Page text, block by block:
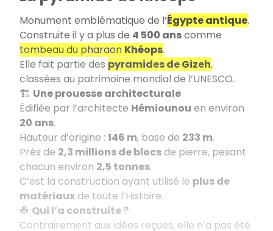
Monument emblématique de l’Égypte antique.
Construite il y a plus de 4 500 anscomme
tombeau du pharaon Khéops.
Elle fait partie des pyramides de Gizeh,
classées au patrimoine mondial de l’UNESCO.
🏗️ Une prouesse architecturale
Édifiée par l’architecte Hémiounou en environ
20 ans.
Hauteur d’origine : 146 m, base de 233 m.
Près de 2,3 millions de blocsde pierre, pesant
chacun environ 2,5 tonnes.
C’est la construction ayant utilisé le plus de
matériaux de toute l’Histoire.
👷 Qui l’a construite ?
Contrairement aux idées reçues, elle n’a pas été